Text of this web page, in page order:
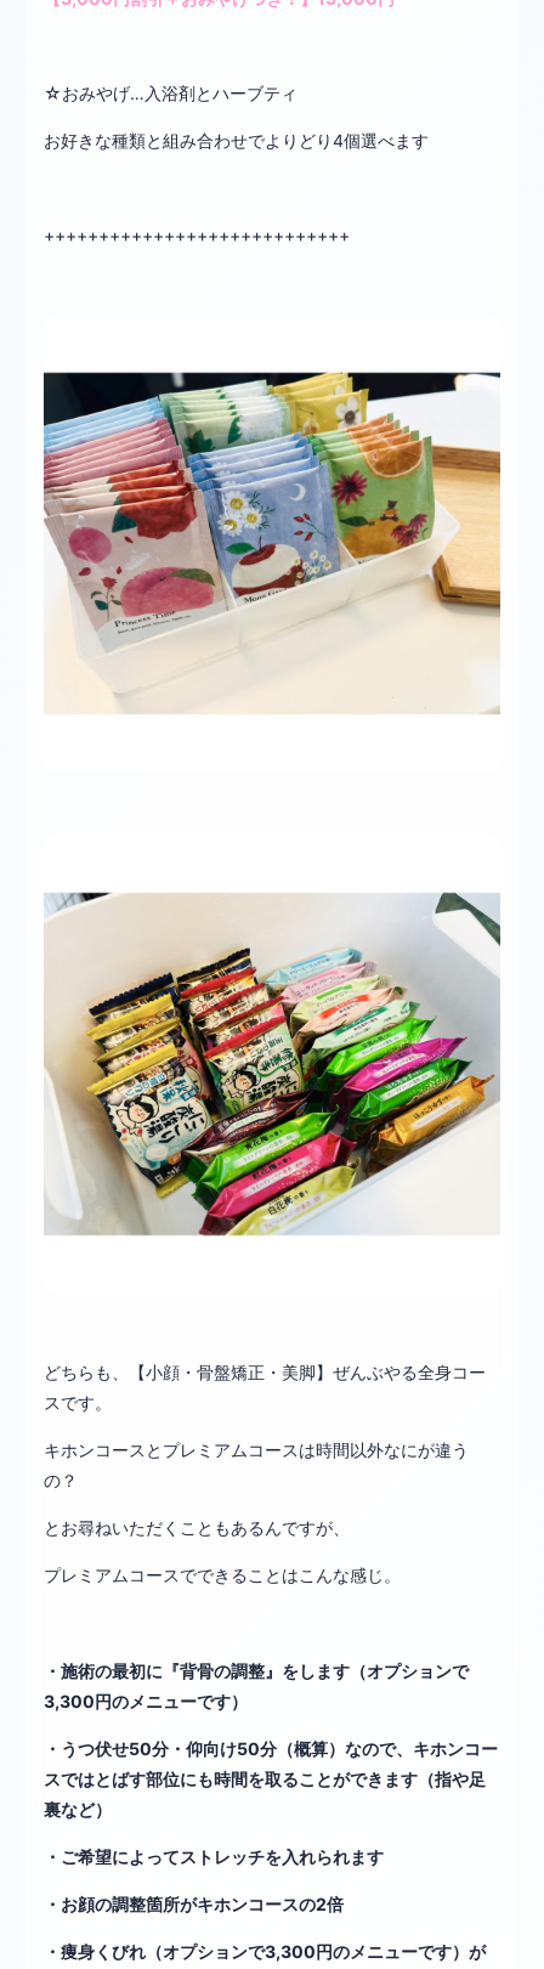
☆おみやげ…入浴剤とハーブティ
お好きな種類と組み合わせでよりどり4個選べます
++++++++++++++++++++++++++++
どちらも、【小顔・骨盤矯正・美脚】ぜんぶやる全身コー
スです。
キホンコースとプレミアムコースは時間以外なにが違う
の？
とお尋ねいただくこともあるんですが、
プレミアムコースでできることはこんな感じ。
・施術の最初に『背骨の調整』をします（オプションで
3,300円のメニューです）
・うつ伏せ50分・仰向け50分（概算）なので、キホンコー
スではとばす部位にも時間を取ることができます（指や足
裏など）
・ご希望によってストレッチを入れられます
・お顔の調整箇所がキホンコースの2倍
・痩身くびれ（オプションで3,300円のメニューです）が